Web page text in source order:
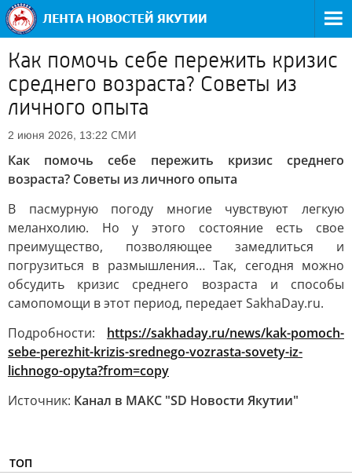
Как помочь себе пережить кризис
среднего возраста? Советы из
личного опыта
2 июня 2026, 13:22 СМИ
Как помочь себе пережить кризис среднего
возраста? Советы из личного опыта
В пасмурную погоду многие чувствуют легкую
меланхолию. Но у этого состояние есть свое
преимущество, позволяющее замедлиться и
погрузиться в размышления… Так, сегодня можно
обсудить кризис среднего возраста и способы
самопомощи в этот период, передает SakhaDay.ru.
Подробности: https://sakhaday.ru/news/kak-pomoch-
sebe-perezhit-krizis-srednego-vozrasta-sovety-iz-
lichnogo-opyta?from=copy
Источник: Канал в МАКС "SD Новости Якутии"
ТОП